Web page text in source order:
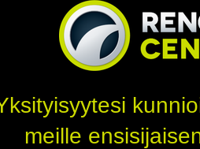
EAN:
Jaa
meille